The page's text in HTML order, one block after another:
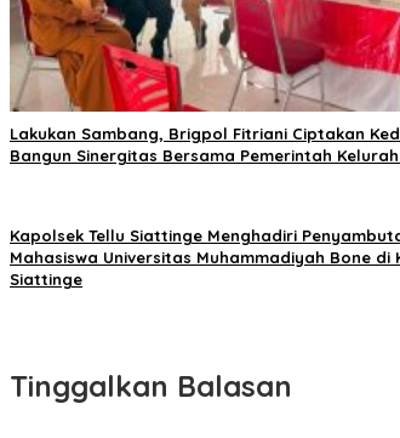
Lakukan Sambang, Brigpol Fitriani Ciptakan
Bangun Sinergitas Bersama Pemerintah
Kapolsek Tellu Siattinge Menghadiri
Mahasiswa Universitas Muhammadiyah Bone di
Siattinge
Tinggalkan Balasan